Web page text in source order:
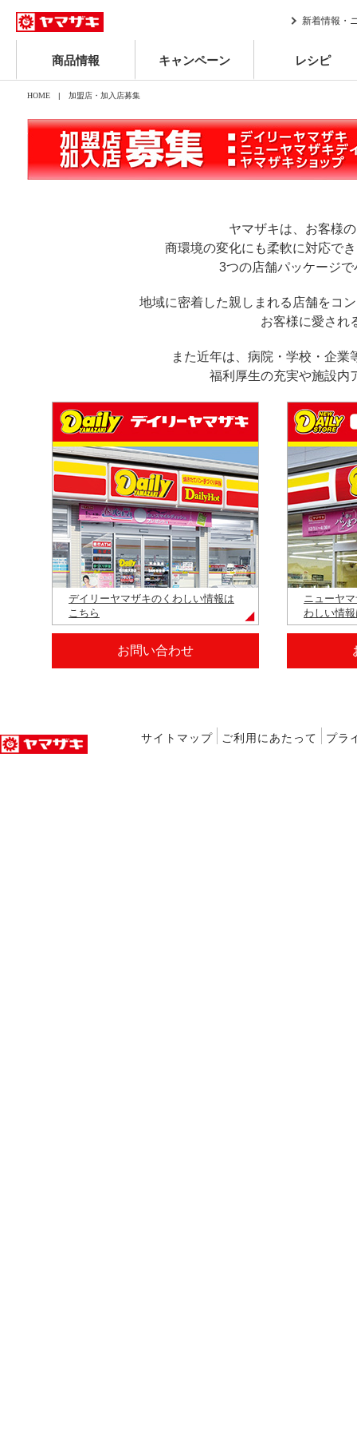
新着情報・
商品情報 キャンペーン レシピ
HOME | 加盟店・加入店募集
ヤマザキは、お客様
商環境の変化にも柔軟に対応で
3つの店舗パッケージ
地域に密着した親しまれる店舗をコ
お客様に愛され
また近年は、病院・学校・企
福利厚生の充実や施設内
デイリーヤマザキのくわしい情報は
こちら
お問い合わせ
ニューヤ
わしい情
サイトマップ ご利用にあたって プラ